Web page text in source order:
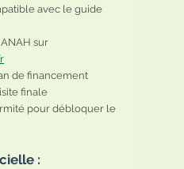
avec le guide
sur
de financement
finale
pour débloquer le
: